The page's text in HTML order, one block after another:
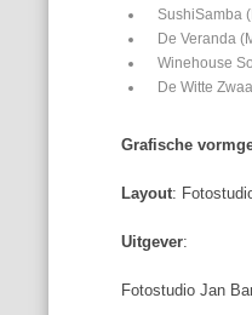
SushiSamba
De Veranda
Winehouse
De Witte
Grafische
Layout:
Uitgever:
Fotostudio Jan